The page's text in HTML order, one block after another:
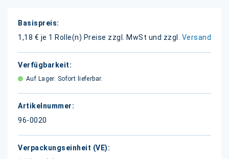
Weitere
Informationen
1,18 € je 1 Rolle(n) Preise zzgl. MwSt und zzgl. Versand
Auf Lager. Sofort lieferbar.
96-0020